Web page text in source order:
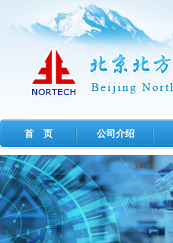
首 页 公司介绍